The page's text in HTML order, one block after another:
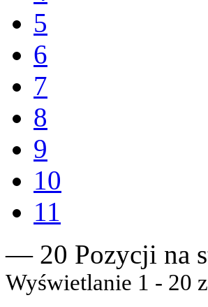
5
6
7
8
9
10
11
— 20 Pozycji na
Wyświetlanie 1 - 20